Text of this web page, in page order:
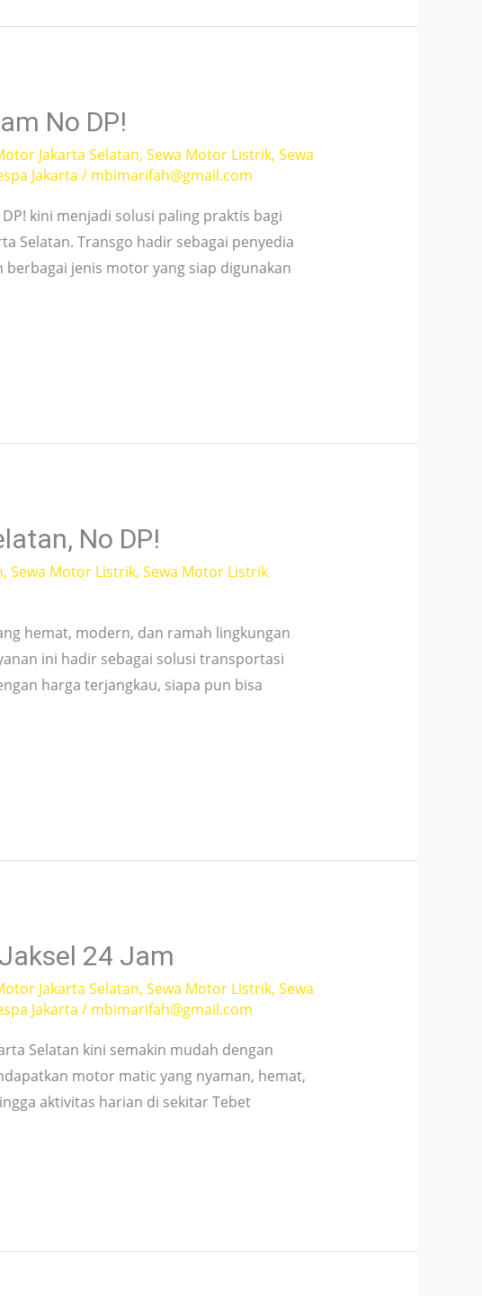
No DP!
Jakarta Selatan, Sewa Motor Listrik, Sewa
Jakarta / mbimarifah@gmail.com
kini menjadi solusi paling praktis bagi
Selatan. Transgo hadir sebagai penyedia
jenis motor yang siap digunakan
No DP!
, Sewa Motor Listrik, Sewa Motor Listrik
hemat, modern, dan ramah lingkungan
ini hadir sebagai solusi transportasi
harga terjangkau, siapa pun bisa
24 Jam
Jakarta Selatan, Sewa Motor Listrik, Sewa
Jakarta / mbimarifah@gmail.com
Selatan kini semakin mudah dengan
motor matic yang nyaman, hemat,
aktivitas harian di sekitar Tebet